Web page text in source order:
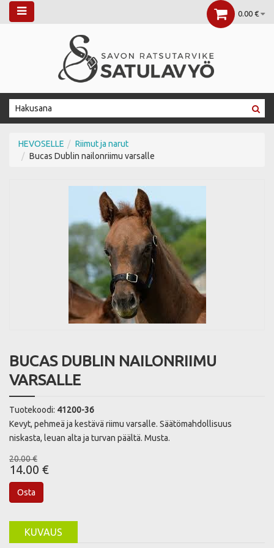
0.00 €
HEVOSELLE
Riimut ja narut
Bucas Dublin nailonriimu varsalle
BUCAS DUBLIN NAILONRIIMU
VARSALLE
Tuotekoodi: 41200-36
Kevyt, pehmeä ja kestävä riimu varsalle. Säätömahdollisuus
niskasta, leuan alta ja turvan päältä. Musta.
20.00 €
14.00 €
Osta
KUVAUS